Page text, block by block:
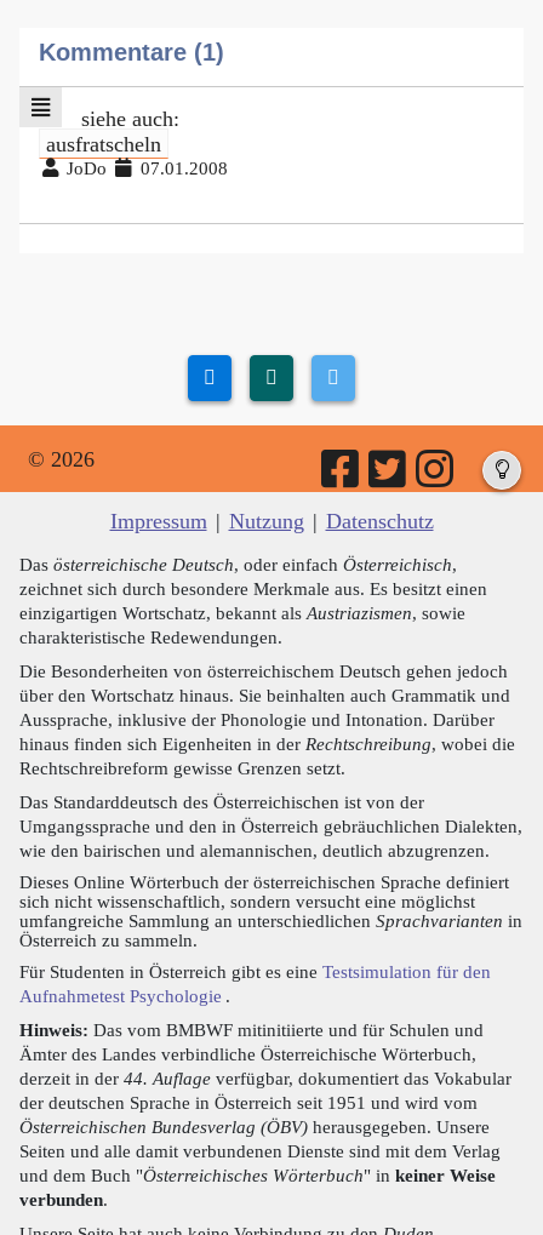
Kommentare (1)
siehe auch:
ausfratscheln
JoDo 07.01.2008
© 2026
Impressum | Nutzung | Datenschutz
Das österreichische Deutsch, oder einfach Österreichisch,
zeichnet sich durch besondere Merkmale aus. Es besitzt einen
einzigartigen Wortschatz, bekannt als Austriazismen, sowie
charakteristische Redewendungen.
Die Besonderheiten von österreichischem Deutsch gehen jedoch
über den Wortschatz hinaus. Sie beinhalten auch Grammatik und
Aussprache, inklusive der Phonologie und Intonation. Darüber
hinaus finden sich Eigenheiten in der Rechtschreibung, wobei die
Rechtschreibreform gewisse Grenzen setzt.
Das Standarddeutsch des Österreichischen ist von der
Umgangssprache und den in Österreich gebräuchlichen Dialekten,
wie den bairischen und alemannischen, deutlich abzugrenzen.
Dieses Online Wörterbuch der österreichischen Sprache definiert
sich nicht wissenschaftlich, sondern versucht eine möglichst
umfangreiche Sammlung an unterschiedlichen Sprachvarianten in
Österreich zu sammeln.
Für Studenten in Österreich gibt es eine Testsimulation für den
Aufnahmetest Psychologie .
Hinweis: Das vom BMBWF mitinitiierte und für Schulen und
Ämter des Landes verbindliche Österreichische Wörterbuch,
derzeit in der 44. Auflage verfügbar, dokumentiert das Vokabular
der deutschen Sprache in Österreich seit 1951 und wird vom
Österreichischen Bundesverlag (ÖBV) herausgegeben. Unsere
Seiten und alle damit verbundenen Dienste sind mit dem Verlag
und dem Buch "Österreichisches Wörterbuch" in keiner Weise
verbunden.